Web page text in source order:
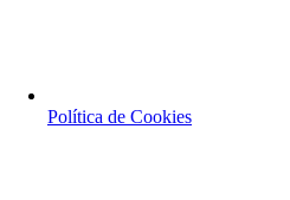
Política de Cookies